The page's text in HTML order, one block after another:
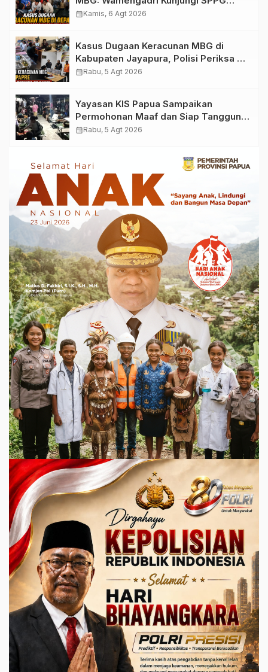
Yayasan KIS Papua, Ini yang
calendar_monthKamis, 6 Agt 2026
Kasus Dugaan Keracunan MBG di
Kabupaten Jayapura, Polisi Periksa 30
Orang Saksi
calendar_monthRabu, 5 Agt 2026
Yayasan KIS Papua Sampaikan
Permohonan Maaf dan Siap Tanggung
Biaya Korban Dugaan Keracunan MBG
calendar_monthRabu, 5 Agt 2026